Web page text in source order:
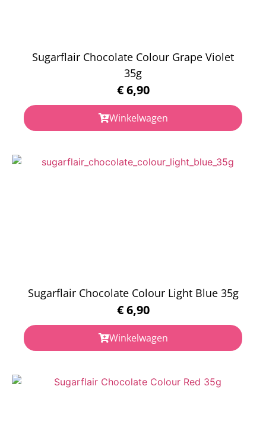
Sugarflair Chocolate Colour Grape Violet
35g
€6,90
Winkelwagen
Sugarflair Chocolate Colour Light Blue 35g
€6,90
Winkelwagen